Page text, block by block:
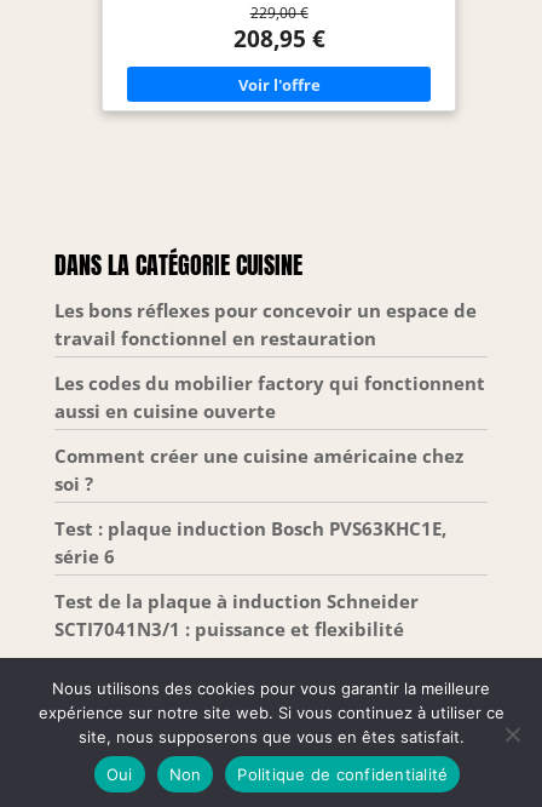
229,00 €
208,95 €
DANS LA CATÉGORIE CUISINE
Les bons réflexes pour concevoir un espace de
travail fonctionnel en restauration
Les codes du mobilier factory qui fonctionnent
aussi en cuisine ouverte
Comment créer une cuisine américaine chez
soi ?
Test : plaque induction Bosch PVS63KHC1E,
série 6
Test de la plaque à induction Schneider
SCTI7041N3/1 : puissance et flexibilité
Tous droits réservés –Mentions Légales -Plan de
site-Contact
Nous utilisons des cookies pour vous garantir la meilleure
expérience sur notre site web. Si vous continuez à utiliser ce
site, nous supposerons que vous en êtes satisfait.
Oui
Non Politique de confidentialité